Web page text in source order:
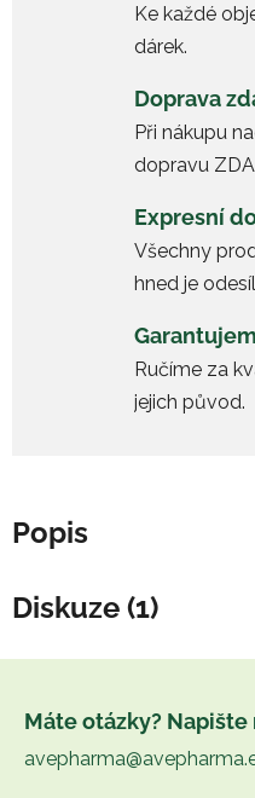
Ke každé
dárek.
Doprava
Při nákupu
dopravu
Expresní
Všechny
hned je
Ručíme za
jejich původ.
Popis
Diskuze (1)
Máte otázky? Napište